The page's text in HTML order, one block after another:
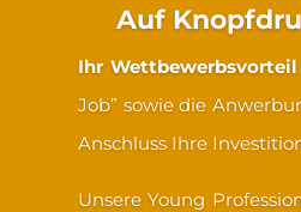
Auf
Ihr
Job” sowie die
Anschluss Ihre
Unsere Young